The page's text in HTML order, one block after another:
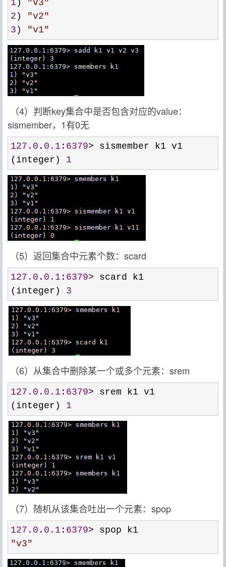
1 ) "v3"
2 ) "v2"
3 ) "v1"
（4）判断key集合中是否包含对应的value：
sismember，1有0无
127.0 . 0.1 : 6379> sismember k1 v1
(integer) 1
（5）返回集合中元素个数：scard
127.0 . 0.1 : 6379> scard k1
(integer) 3
（6）从集合中删除某一个或多个元素：srem
127.0 . 0.1 : 6379> srem k1 v1
(integer) 1
（7）随机从该集合吐出一个元素：spop
127.0 . 0.1 : 6379>
"v3"